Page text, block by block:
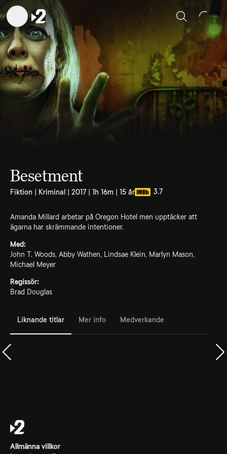
Sök
Besetment
Fiktion | Kriminal | 2017 | 1h 16m | 15 år 3.7
Amanda Millard arbetar på Oregon Hotel men upptäcker att
ägarna har skrämmande intentioner.
Med:
John T. Woods, Abby Wathen, Lindsae Klein, Marlyn Mason,
Michael Meyer
Regissör:
Brad Douglas
Liknande titlar Mer info Medverkande
Allmänna villkor